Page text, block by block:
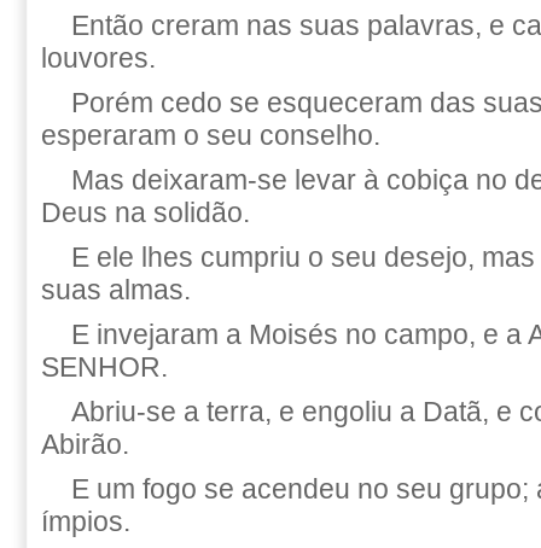
Então creram nas suas palavras, e
louvores.
Porém cedo se esqueceram das
esperaram o seu conselho.
Mas deixaram-se levar à cobiça no
Deus na solidão.
E ele lhes cumpriu o seu desejo,
suas almas.
E invejaram a Moisés no campo, e a
SENHOR.
Abriu-se a terra, e engoliu a Datã, e
Abirão.
E um fogo se acendeu no seu
ímpios.